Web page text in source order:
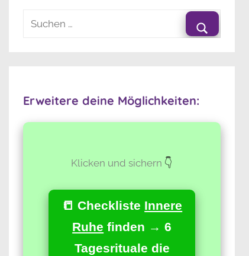
Suchen
Erweitere deine Möglichkeiten:
Klicken und sichern 👇
📒 Checkliste Innere
Ruhe finden → 6
Tagesrituale die